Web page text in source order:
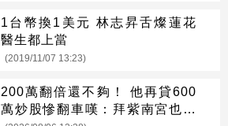
1台幣換1美元 林志昇舌燦蓮花
醫生都上當
(2019/11/07 13:23)
200萬翻倍還不夠！ 他再貸600
萬炒股慘翻車嘆：拜紫南宮也沒